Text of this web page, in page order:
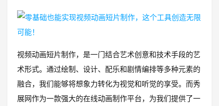
视频动画短片制作，是一门结合艺术创意和技术手段的艺
术形式。通过绘制、设计、配乐和剧情编排等多种元素的
融合，我们能够将想象力转化为视觉和听觉的享受。而秀
展网作为一款强大的在线动画制作平台，为我们提供了一